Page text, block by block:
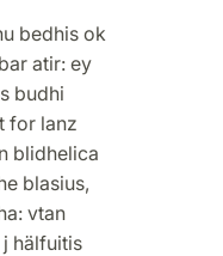
bedhis ok
atir: ey
budhi
for lanz
blidhelica
blasius,
vtan
hälfuitis